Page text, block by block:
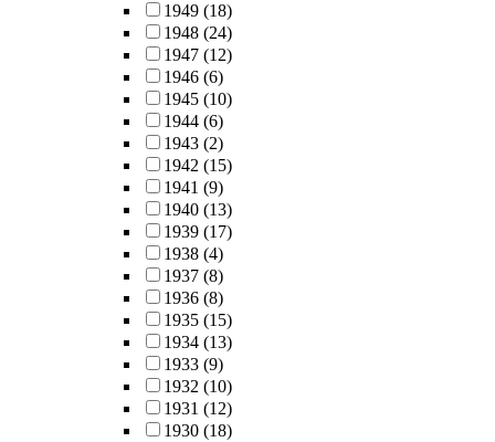
1949 (18)
1948 (24)
1947 (12)
1946 (6)
1945 (10)
1944 (6)
1943 (2)
1942 (15)
1941 (9)
1940 (13)
1939 (17)
1938 (4)
1937 (8)
1936 (8)
1935 (15)
1934 (13)
1933 (9)
1932 (10)
1931 (12)
1930 (18)